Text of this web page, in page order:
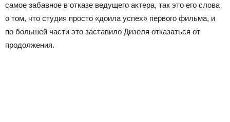
самое забавное в отказе ведущего актера, так это его слова
о том, что студия просто «доила успех» первого фильма, и
по большей части это заставило Дизеля отказаться от
продолжения.